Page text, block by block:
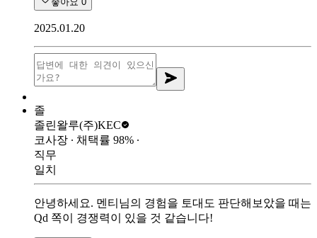
2025.01.20
졸
졸린왈루(주)KEC
코사장 ∙ 채택률 98% ∙
직무
일치
안녕하세요. 멘티님의 경험을 토대도 판단해보았을 때는
Qd 쪽이 경쟁력이 있을 것 같습니다!